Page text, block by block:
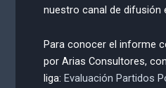
nuestro canal de difusión
Para conocer el informe
por Arias Consultores,
liga: Evaluación Partidos